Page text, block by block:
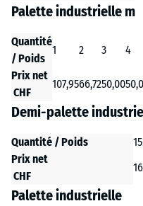
Palette industrielle m
Quantité
/ Poids
1 2 3 4
Prix net
CHF
107,9566,7250,00
Demi-palette
Quantité / Poids
Prix net
CHF
Palette industrielle